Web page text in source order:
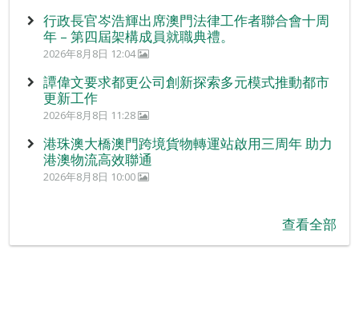
行政長官岑浩輝出席澳門法律工作者聯合會十周
年 – 第四屆架構成員就職典禮。
2026年8月8日 12:04
譚偉文要求都更公司創新探索多元模式推動都市
更新工作
2026年8月8日 11:28
港珠澳大橋澳門跨境貨物轉運站啟用三周年 助力
港澳物流高效聯通
2026年8月8日 10:00
查看全部